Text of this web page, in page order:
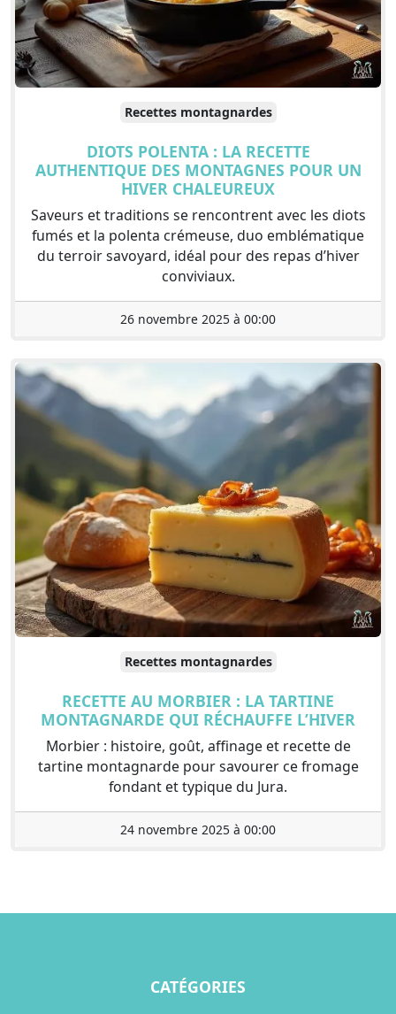
Recettes montagnardes
DIOTS POLENTA : LA RECETTE
AUTHENTIQUE DES MONTAGNES POUR UN
HIVER CHALEUREUX
Saveurs et traditions se rencontrent avec les diots
fumés et la polenta crémeuse, duo emblématique
du terroir savoyard, idéal pour des repas d’hiver
conviviaux.
26 novembre 2025 à 00:00
Recettes montagnardes
RECETTE AU MORBIER : LA TARTINE
MONTAGNARDE QUI RÉCHAUFFE L’HIVER
Morbier : histoire, goût, affinage et recette de
tartine montagnarde pour savourer ce fromage
fondant et typique du Jura.
24 novembre 2025 à 00:00
CATÉGORIES